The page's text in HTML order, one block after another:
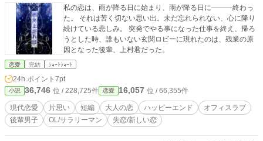
私の恋は、雨が降る日に始まり、雨が降る日に―――終わっ
た。 それは苦く切ない思い出。未だ忘れられない、心に降り
続けている悲しみ。 突発でやる事になった仕事を終え、帰ろ
うとした時、誰もいない玄関ロビーに現れたのは、残業の原
因となった後輩、上村君だった。
恋愛 完結 ｼｮｰﾄｼｮｰﾄ
24h.ポイント 7pt
小説 36,746 位 / 228,725件 恋愛 16,057 位 / 66,355件
現代恋愛 片思い 短編 大人の恋 ハッピーエンド
オフィスラブ
後輩男子
OL/サラリーマン 失恋/新しい恋